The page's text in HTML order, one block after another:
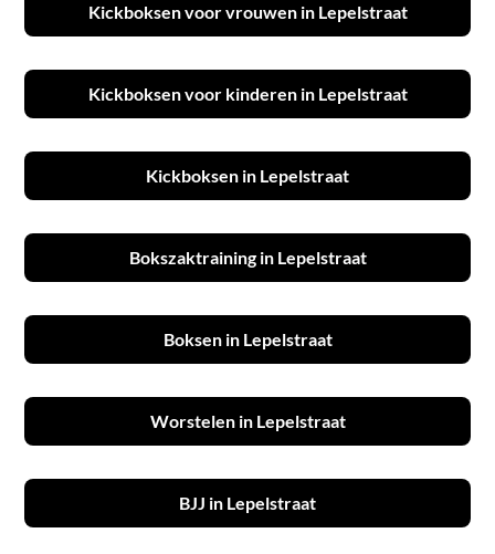
Kickboksen voor vrouwen in Lepelstraat
Kickboksen voor kinderen in Lepelstraat
Kickboksen in Lepelstraat
Bokszaktraining in Lepelstraat
Boksen in Lepelstraat
Worstelen in Lepelstraat
BJJ in Lepelstraat